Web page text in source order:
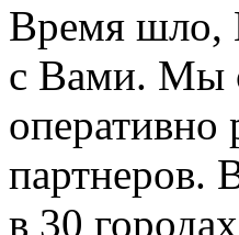
Время шло,
с Вами. Мы
оперативно
партнеров.
в 30